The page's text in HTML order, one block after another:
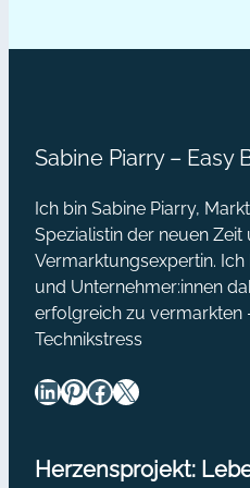
Mehr Impulse gibt
mit
Sabine Piarry – Easy
Ich bin Sabine Piarry,
Spezialistin der neuen Zeit
Vermarktungsexpertin.
und Unternehmer:innen
erfolgreich zu vermarkten
Technikstress
LinkedIn Pinterest Facebook X
Herzensprojekt: